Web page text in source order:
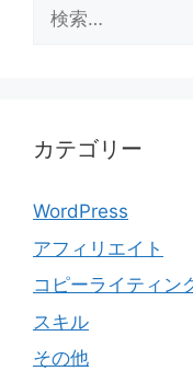
索:
カテゴリー
WordPress
アフィリエイト
コピーライティン
スキル
その他